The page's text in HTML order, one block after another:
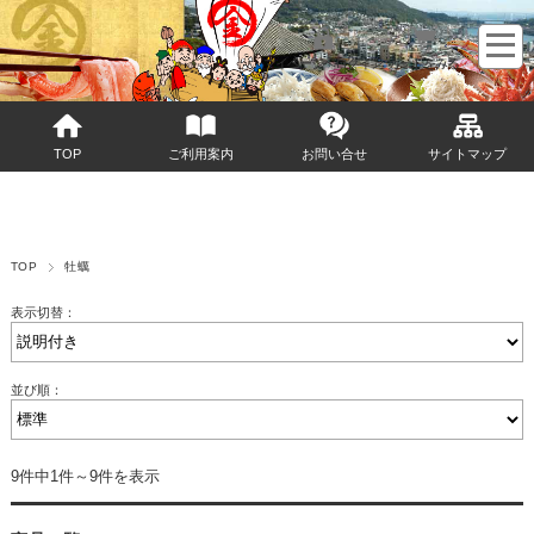
マイページへログイン カートをみる
TOP ご利用案内 お問い合せ サイトマップ
TOP 牡蠣
表示切替：
並び順：
9件中1件～9件を表示